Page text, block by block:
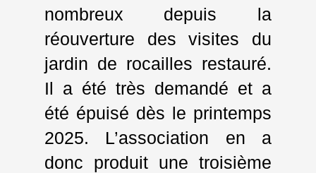
nombreux depuis la
réouverture des visites du
jardin de rocailles restauré.
Il a été très demandé et a
été épuisé dès le printemps
2025. L’association en a
donc produit une troisième